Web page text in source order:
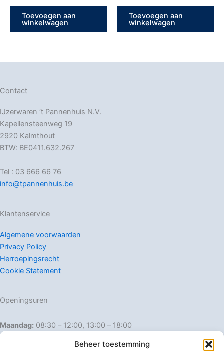
Beheer toestemming
Toevoegen aan
winkelwagen
Toevoegen aan
winkelwagen
Contact
IJzerwaren ‘t Pannenhuis N.V.
Kapellensteenweg 19
2920 Kalmthout
BTW: BE0411.632.267
Tel : 03 666 66 76
info@tpannenhuis.be
Klantenservice
Algemene voorwaarden
Privacy Policy
Herroepingsrecht
Cookie Statement
Openingsuren
Maandag: 08:30 – 12:00, 13:00 – 18:00
Dinsdag:
08:30 – 12:00, 13:00 – 18:00